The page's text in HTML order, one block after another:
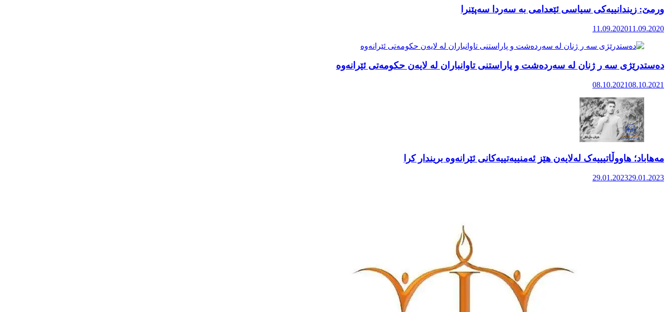
ورمێ: زیندانییەکی سیاسی ئێعدامی بە سەردا سەپێنرا
11.09.202011.09.2020
دەستدرێژی سە ر ژنان لە سەردەشت و پاراستنی تاوانباران لە لایەن حکومەتی ئێرانەوە
08.10.202108.10.2021
مەهاباد؛ هاووڵاتیییەک لەلایەن هێز ئەمنییەتییەکانی ئێرانەوە بریندار کرا
29.01.202329.01.2023